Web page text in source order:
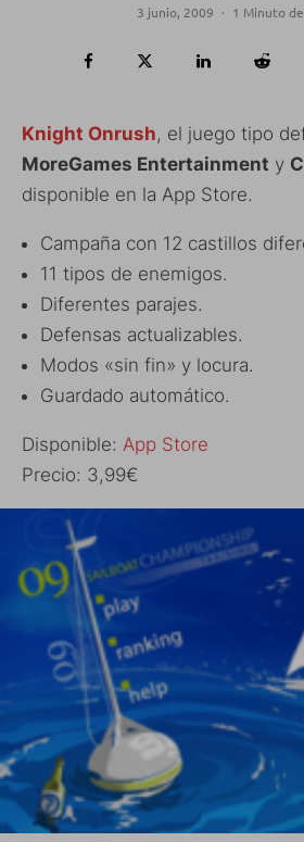
3 junio, 2009 · 1 Minuto
Knight Onrush, el juego tipo
MoreGames Entertainment y
disponible en la App Store.
Campaña con 12 castillos
11 tipos de enemigos.
Diferentes parajes.
Defensas actualizables.
Modos «sin fin» y locura.
Guardado automático.
Disponible: App Store
Precio: 3,99€